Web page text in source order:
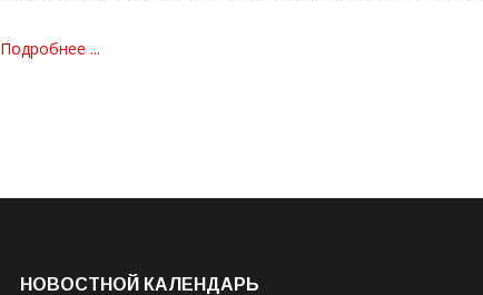
Подробнее ...
НОВОСТНОЙ КАЛЕНДАРЬ